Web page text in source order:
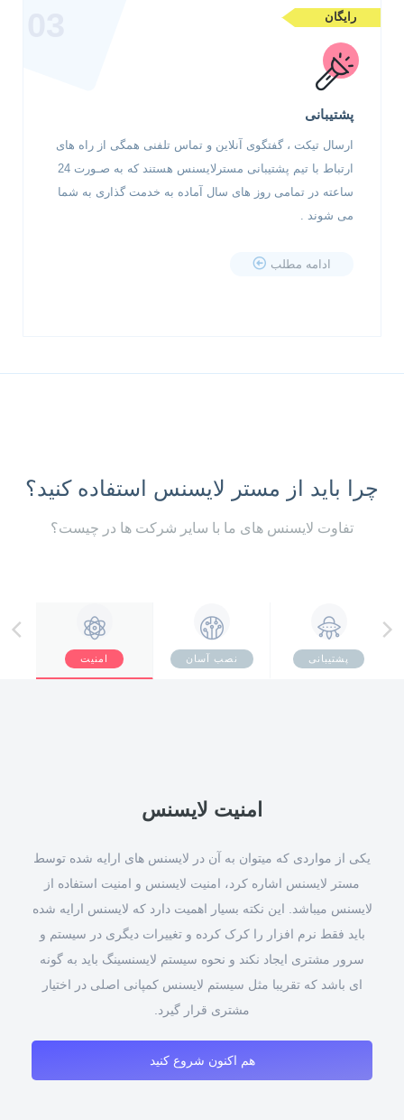
رایگان
پشتیبانی
ارسال تیکت ، گفتگوی آنلاین و تماس تلفنی همگی از راه های
ارتباط با تیم پشتیبانی مسترلایسنس هستند که به صـورت 24
ساعته در تمامی روز های سال آماده به خدمت گذاری به شما
می شوند .
ادامه مطلب
چرا باید از مستر لایسنس استفاده کنید؟
تفاوت لایسنس های ما با سایر شرکت ها در چیست؟
امنیت نصب آسان پشتیبانی
امنیت لایسنس
یکی از مواردی که میتوان به آن در لایسنس های ارایه شده توسط
مستر لایسنس اشاره کرد، امنیت لایسنس و امنیت استفاده از
لایسنس میباشد. این نکته بسیار اهمیت دارد که لایسنس ارایه شده
باید فقط نرم افزار را کرک کرده و تغییرات دیگری در سیستم و
سرور مشتری ایجاد نکند و نحوه سیستم لایسنسینگ باید به گونه
ای باشد که تقریبا مثل سیستم لایسنس کمپانی اصلی در اختیار
مشتری قرار گیرد.
هم اکنون شروع کنید